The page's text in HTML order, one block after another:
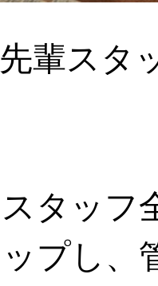
輩スタ
タッフ
プし、